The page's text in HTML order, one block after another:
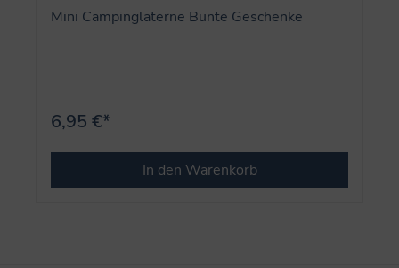
Mini Campinglaterne Bunte Geschenke
6,95 €*
In den Warenkorb